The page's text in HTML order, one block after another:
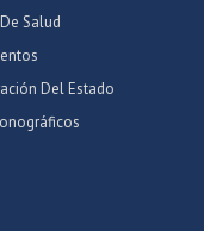
Salud
Del Estado